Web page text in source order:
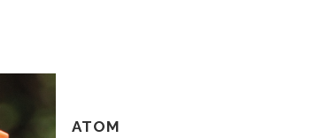
ATOM